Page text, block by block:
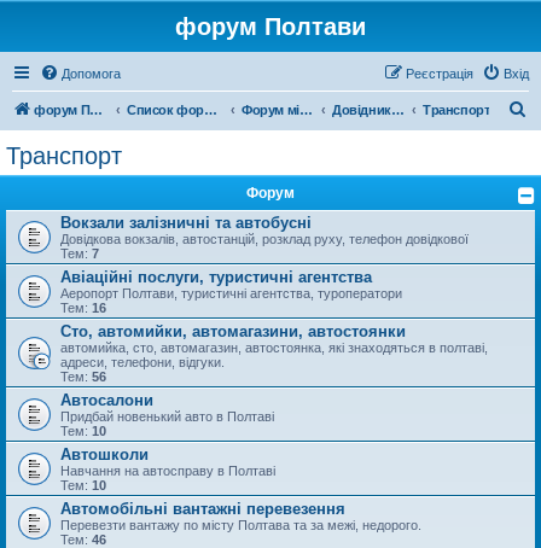
форум Полтави
Допомога Вхід
Реєстрація
форум Полтави Список форумів Форум міста Полтава Довідник Полтави Транспорт
у
Транспорт
Форум
Вокзали залізничні та автобусні
Довідкова вокзалів, автостанцій, розклад руху, телефон довідкової
Тем: 7
Авіаційні послуги, туристичні агентства
Аеропорт Полтави, туристичні агентства, туроператори
Тем: 16
Сто, автомийки, автомагазини, автостоянки
автомийка, сто, автомагазин, автостоянка, які знаходяться в полтаві,
адреси, телефони, відгуки.
Тем: 56
Автосалони
Придбай новенький авто в Полтаві
Тем: 10
Автошколи
Навчання на автосправу в Полтаві
Тем: 10
Автомобільні вантажні перевезення
Перевезти вантажу по місту Полтава та за межі, недорого.
Тем: 46